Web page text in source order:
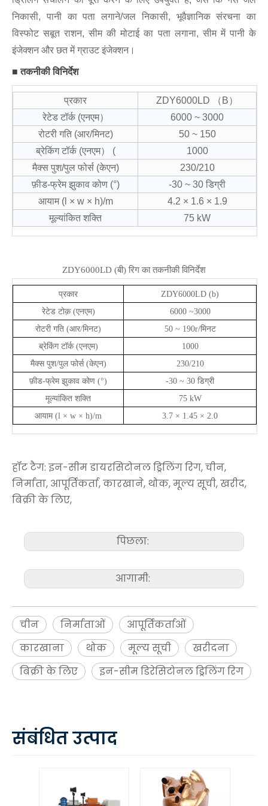
निकासी, पानी का पता लगाने/जल निकासी, भूवैज्ञानिक संरचना का
विस्फोट सबूत राशन, सीम की मोटाई का पता लगाना, सीम में पानी के
इंजेक्शन और छत में ग्राउट इंजेक्शन।
■तकनीकी विनिर्देश
प्रकार
ZDY6000LD （B）
रेटेड टॉर्क (एनएम）
6000 ~ 3000
रोटरी गति (आर/मिनट)
50 ~ 150
ब्रेकिंग टॉर्क (एनएम） (
1000
मैक्स पुश/पुल फोर्स (केएन)
230/210
फ़ीड-फ्रेम झुकाव कोण (°)
-30 ~ 30 डिग्री
आयाम (l × w × h)/m
4.2 × 1.6 × 1.9
मूल्यांकित शक्ति
75 kW
ZDY6000LD (बी) रिग कातकनीकीविनिर्देश
प्रकार
ZDY6000LD (b)
रेटेड टोक़ (एनएम)
6000 ~3000
रोटरी गति (आर/मिनट)
50 ~ 190r/मिनट
ब्रेकिंग टॉर्क (एनएम)
1000
मैक्स पुश/पुल फोर्स (केएन)
230/210
फ़ीड-फ्रेम झुकाव कोण (°)
-30 ~ 30 डिग्री
मूल्यांकित शक्ति
75 kW
आयाम (l × w × h)/m
3.7 × 1.45 × 2.0
हॉट टैग: इन-सीम डायरसिटोनल ड्रिलिंग रिग, चीन,
निर्माता, आपूर्तिकर्ता, कारखाने, थोक, मूल्य सूची, खरीद,
बिक्री के लिए,
पिछला:
आगामी:
चीन निर्माताओं
आपूर्तिकर्ताओं
कारखाना
थोक मूल्य सूची
खरीदना
बिक्री के लिए
इन-सीम डिरेसिटोनल ड्रिलिंग रिग
संबंधित उत्पाद